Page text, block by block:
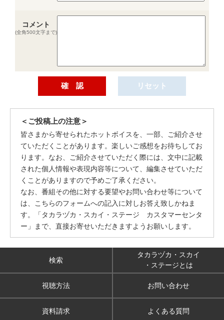
コメント
(全角500文字まで)
＜ご投稿上の注意＞
皆さまから寄せられたホットボイスを、一部、ご紹介させ
ていただくことがあります。楽しいご感想をお待ちしてお
ります。なお、ご紹介させていただく際には、文中に記載
された個人情報や表現内容等について、編集させていただ
くことがありますので予めご了承ください。
なお、番組その他に対する要望やお問い合わせ等について
は、こちらのフォームへの記入に対しお答え致しかねま
す。「タカラヅカ・スカイ・ステージ カスタマーセンタ
ー」まで、直接お寄せいただきますようお願いします。
検索
タカラヅカ・スカイ
・ステージとは
視聴方法 お問い合わせ
資料請求 よくある質問